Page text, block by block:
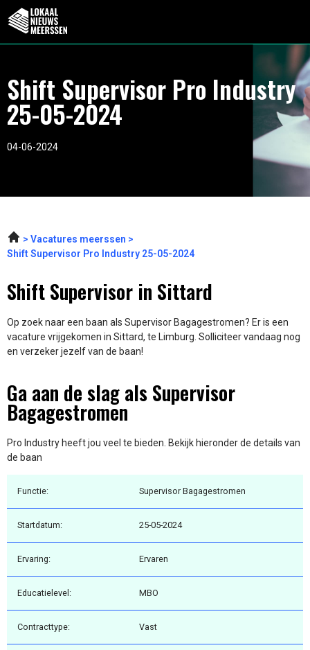
Shift Supervisor Pro Industry
25-05-2024
04-06-2024
Vacatures meerssen
Shift Supervisor Pro Industry 25-05-2024
Shift Supervisor in Sittard
Op zoek naar een baan als Supervisor Bagagestromen? Er is een
vacature vrijgekomen in Sittard, te Limburg. Solliciteer vandaag nog
en verzeker jezelf van de baan!
Ga aan de slag als Supervisor
Bagagestromen
Pro Industry heeft jou veel te bieden. Bekijk hieronder de details van
de baan
Functie: Supervisor Bagagestromen
Startdatum: 25-05-2024
Ervaring: Ervaren
Educatielevel: MBO
Contracttype: Vast